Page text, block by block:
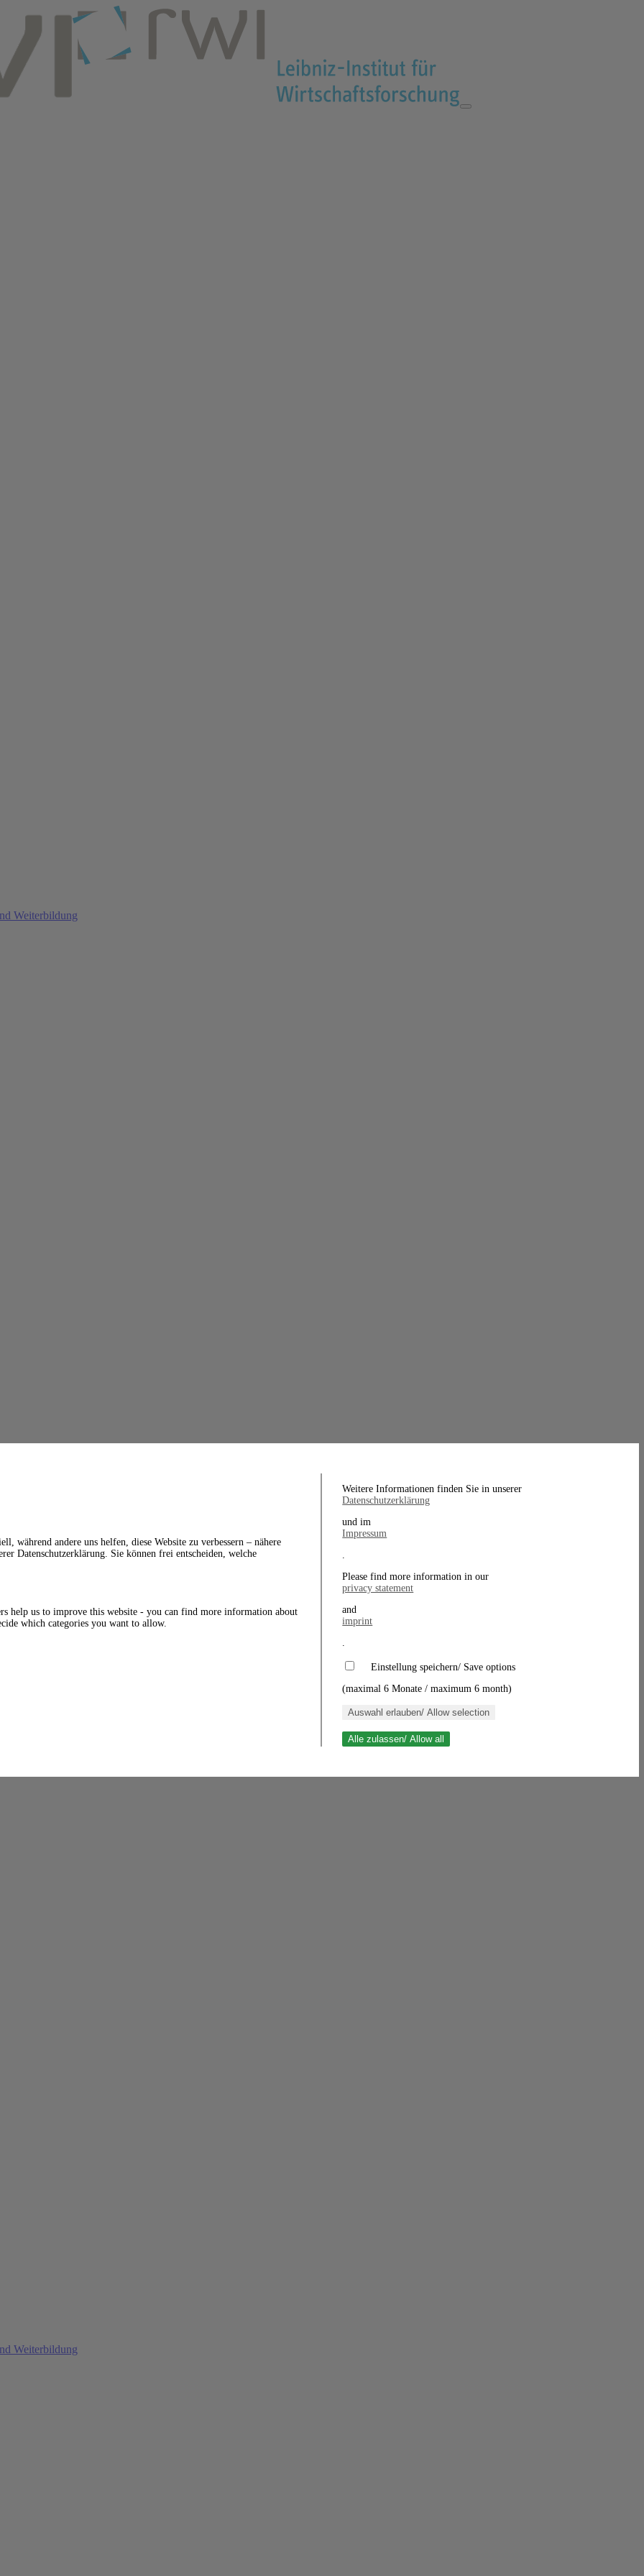
Weiterbildung
Weiterbildung
während andere uns helfen, diese Website zu verbessern – nähere
Datenschutzerklärung. Sie können frei entscheiden, welche
help us to improve this website - you can find more information about
which categories you want to allow.
Weitere Informationen finden Sie in unserer
Datenschutzerklärung
und im
Impressum
.
Please find more information in our
privacy statement
and
imprint
.
Einstellung speichern/ Save options
(maximal 6 Monate / maximum 6 month)
Auswahl erlauben/ Allow selection
Alle zulassen/ Allow all